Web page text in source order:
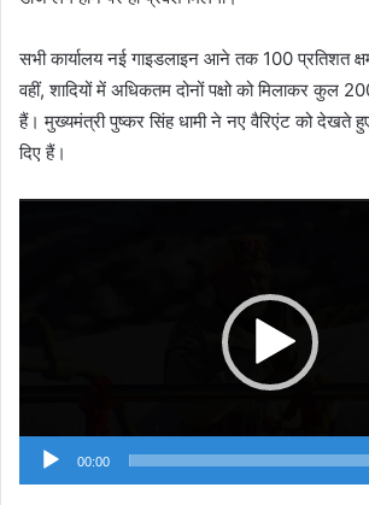
सभी कार्यालय नई गाइडलाइन आने तक 100 प्रतिशत
वहीं, शादियों में अधिकतम दोनों पक्षो को मिलाकर कुल
हैं। मुख्यमंत्री पुष्कर सिंह धामी ने नए वैरिएंट को देखते
दिए हैं।
00:00